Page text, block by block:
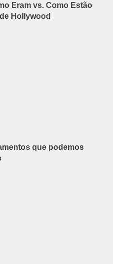
Eram vs. Como Estão
Hollywood
que podemos